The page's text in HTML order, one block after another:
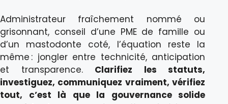
Administrateur fraîchement nommé ou
grisonnant, conseil d’une PME de famille ou
d’un mastodonte coté, l’équation reste la
même : jongler entre technicité, anticipation
et transparence. Clarifiez les statuts,
investiguez, communiquez vraiment, vérifiez
tout, c’est là que la gouvernance solide